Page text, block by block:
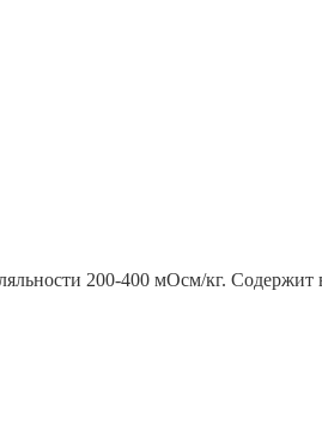
200-400 мОсм/кг. Содержит